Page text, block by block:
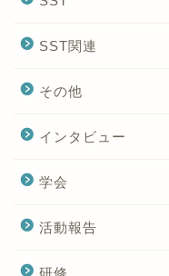
SST関連
その他
インタビュー
学会
活動報告
研修